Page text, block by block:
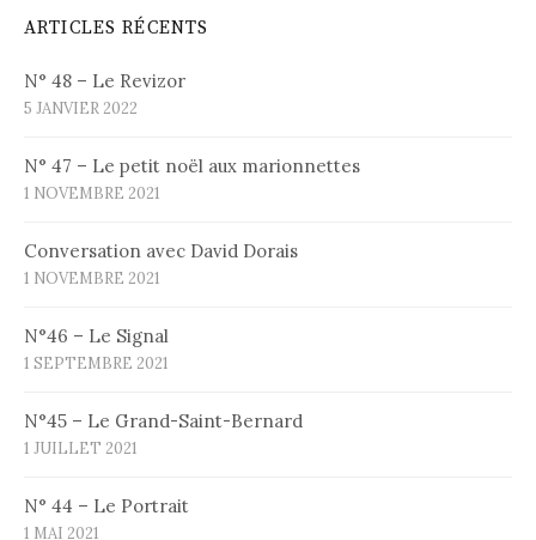
ARTICLES RÉCENTS
N° 48 – Le Revizor
5 JANVIER 2022
N° 47 – Le petit noël aux marionnettes
1 NOVEMBRE 2021
Conversation avec David Dorais
1 NOVEMBRE 2021
N°46 – Le Signal
1 SEPTEMBRE 2021
N°45 – Le Grand-Saint-Bernard
1 JUILLET 2021
N° 44 – Le Portrait
1 MAI 2021